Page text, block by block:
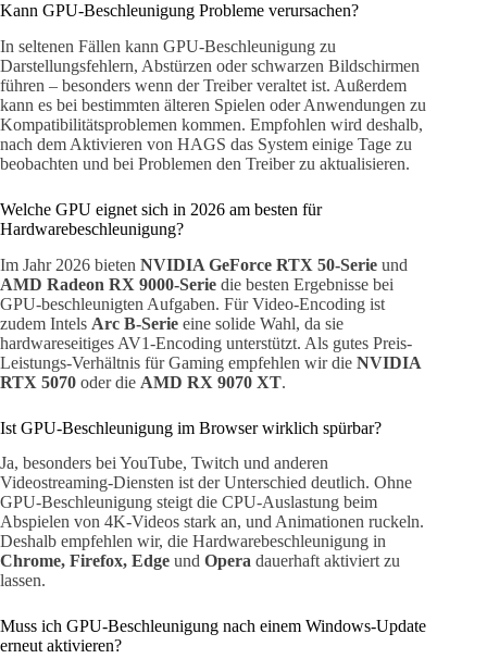
Kann GPU-Beschleunigung Probleme verursachen?
In seltenen Fällen kann GPU-Beschleunigung zu
Darstellungsfehlern, Abstürzen oder schwarzen Bildschirmen
führen – besonders wenn der Treiber veraltet ist. Außerdem
kann es bei bestimmten älteren Spielen oder Anwendungen zu
Kompatibilitätsproblemen kommen. Empfohlen wird deshalb,
nach dem Aktivieren von HAGS das System einige Tage zu
beobachten und bei Problemen den Treiber zu aktualisieren.
Welche GPU eignet sich in 2026 am besten für
Hardwarebeschleunigung?
Im Jahr 2026 bieten NVIDIA GeForce RTX 50-Serie und
AMD Radeon RX 9000-Serie die besten Ergebnisse bei
GPU-beschleunigten Aufgaben. Für Video-Encoding ist
zudem Intels Arc B-Serie eine solide Wahl, da sie
hardwareseitiges AV1-Encoding unterstützt. Als gutes Preis-
Leistungs-Verhältnis für Gaming empfehlen wir die NVIDIA
RTX 5070 oder die AMD RX 9070 XT.
Ist GPU-Beschleunigung im Browser wirklich spürbar?
Ja, besonders bei YouTube, Twitch und anderen
Videostreaming-Diensten ist der Unterschied deutlich. Ohne
GPU-Beschleunigung steigt die CPU-Auslastung beim
Abspielen von 4K-Videos stark an, und Animationen ruckeln.
Deshalb empfehlen wir, die Hardwarebeschleunigung in
Chrome, Firefox, Edge und Opera dauerhaft aktiviert zu
lassen.
Muss ich GPU-Beschleunigung nach einem Windows-Update
erneut aktivieren?